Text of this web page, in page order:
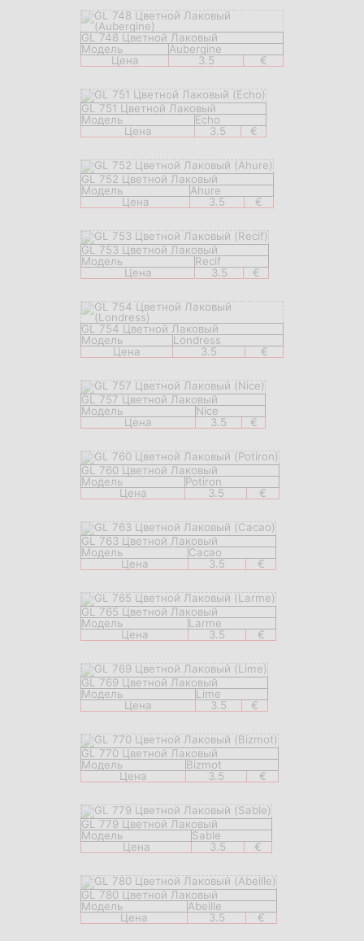
GL 748 Цветной Лаковый
Модель
Aubergine
Цена
3.5 €
GL 751 Цветной Лаковый
Модель
Echo
Цена
3.5 €
GL 752 Цветной Лаковый
Модель
Ahure
Цена
3.5 €
GL 753 Цветной Лаковый
Модель
Recif
Цена
3.5 €
GL 754 Цветной Лаковый
Модель
Londress
Цена
3.5 €
GL 757 Цветной Лаковый
Модель
Nice
Цена
3.5 €
GL 760 Цветной Лаковый
Модель
Potiron
Цена
3.5 €
GL 763 Цветной Лаковый
Модель
Cacao
Цена
3.5 €
GL 765 Цветной Лаковый
Модель
Larme
Цена
3.5 €
GL 769 Цветной Лаковый
Модель
Lime
Цена
3.5 €
GL 770 Цветной Лаковый
Модель
Bizmot
Цена
3.5 €
GL 779 Цветной Лаковый
Модель
Sable
Цена
3.5 €
GL 780 Цветной Лаковый
Модель
Abeille
Цена
3.5 €